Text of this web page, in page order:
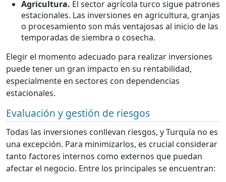
Agricultura. El sector agrícola turco sigue patrones
estacionales. Las inversiones en agricultura, granjas
o procesamiento son más ventajosas al inicio de las
temporadas de siembra o cosecha.
Elegir el momento adecuado para realizar inversiones
puede tener un gran impacto en su rentabilidad,
especialmente en sectores con dependencias
estacionales.
Evaluación y gestión de riesgos
Todas las inversiones conllevan riesgos, y Turquía no es
una excepción. Para minimizarlos, es crucial considerar
tanto factores internos como externos que puedan
afectar el negocio. Entre los principales se encuentran: